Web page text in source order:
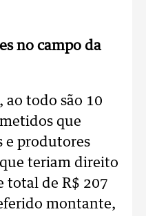
no campo da
ao todo são 10
que
e produtores
teriam direito
total de R$ 207
montante,